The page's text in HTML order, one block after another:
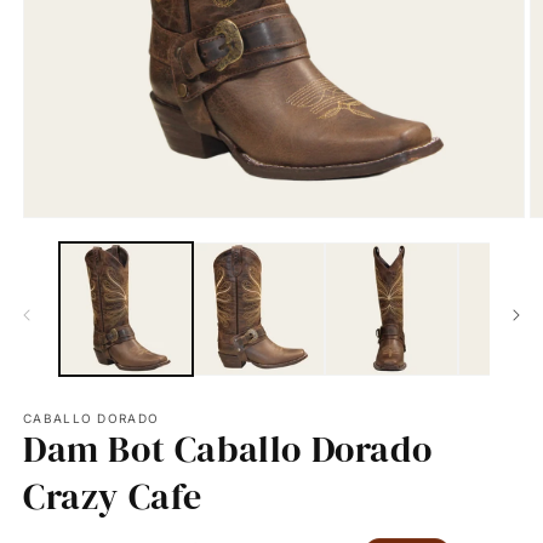
CABALLO DORADO
Dam Bot Caballo Dorado
Crazy Cafe